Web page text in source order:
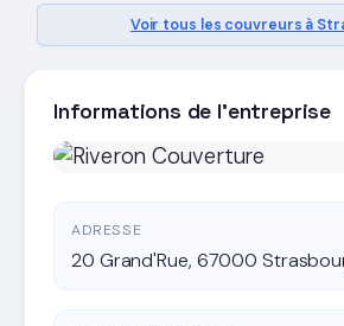
Voir tous les couvreurs à
Informations de l'entreprise
ADRESSE
20 Grand'Rue, 67000